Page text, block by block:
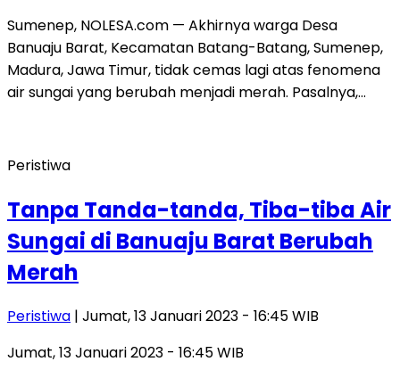
Sumenep, NOLESA.com — Akhirnya warga Desa
Banuaju Barat, Kecamatan Batang-Batang, Sumenep,
Madura, Jawa Timur, tidak cemas lagi atas fenomena
air sungai yang berubah menjadi merah. Pasalnya,…
Peristiwa
Tanpa Tanda-tanda, Tiba-tiba Air
Sungai di Banuaju Barat Berubah
Merah
Peristiwa | Jumat, 13 Januari 2023 - 16:45 WIB
Jumat, 13 Januari 2023 - 16:45 WIB